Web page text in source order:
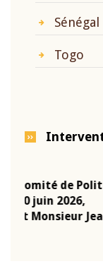
Sénégal
Togo
Allocution
Monétaire de
prononcée